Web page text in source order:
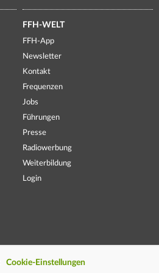
FFH-WELT
FFH-App
Newsletter
Kontakt
Frequenzen
Jobs
Führungen
Presse
Radiowerbung
Weiterbildung
Login
Cookie-Einstellungen